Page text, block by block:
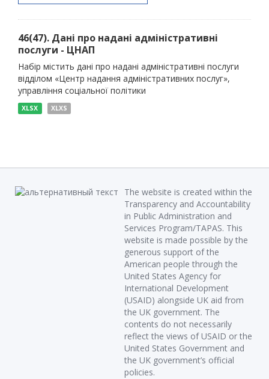
46(47). Дані про надані адміністративні
послуги - ЦНАП
Набір містить дані про надані адміністративні послуги
відділом «Центр надання адміністративних послуг»,
управління соціальної політики
XLSX XLXS
The website is created within the
Transparency and Accountability
in Public Administration and
Services Program/TAPAS. This
website is made possible by the
generous support of the
American people through the
United States Agency for
International Development
(USAID) alongside UK aid from
the UK government. The
contents do not necessarily
reflect the views of USAID or the
United States Government and
the UK government’s official
policies.